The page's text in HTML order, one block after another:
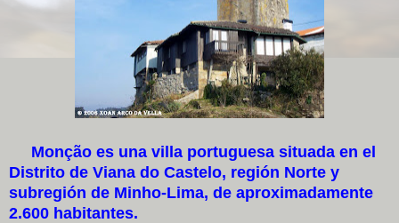
Monção es una villa portuguesa situada en el
Distrito de Viana do Castelo, región Norte y
subregión de Minho-Lima, de aproximadamente
2.600 habitantes.